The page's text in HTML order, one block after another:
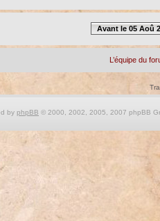
Avant le 05 Aoû
L’équipe du
by phpBB © 2000, 2002, 2005, 2007 phpBB